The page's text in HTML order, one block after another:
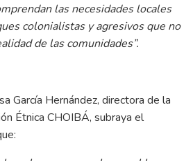
las necesidades locales
colonialistas y agresivos que no
de las comunidades”.
García Hernández, directora de la
Étnica CHOIBÁ, subraya el